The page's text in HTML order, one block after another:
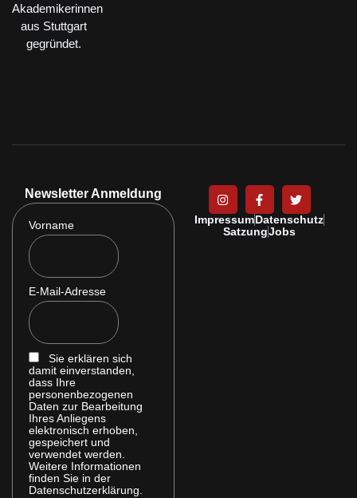
Akademikerinnen
aus Stuttgart
gegründet.
Newsletter Anmeldung
Vorname
E-Mail-Adresse
Sie erklären sich
damit einverstanden,
dass Ihre
personenbezogenen
Daten zur Bearbeitung
Ihres Anliegens
elektronisch erhoben,
gespeichert und
verwendet werden.
Weitere Informationen
finden Sie in der
Datenschutzerklärung.
ImpressumDatenschutz
SatzungJobs